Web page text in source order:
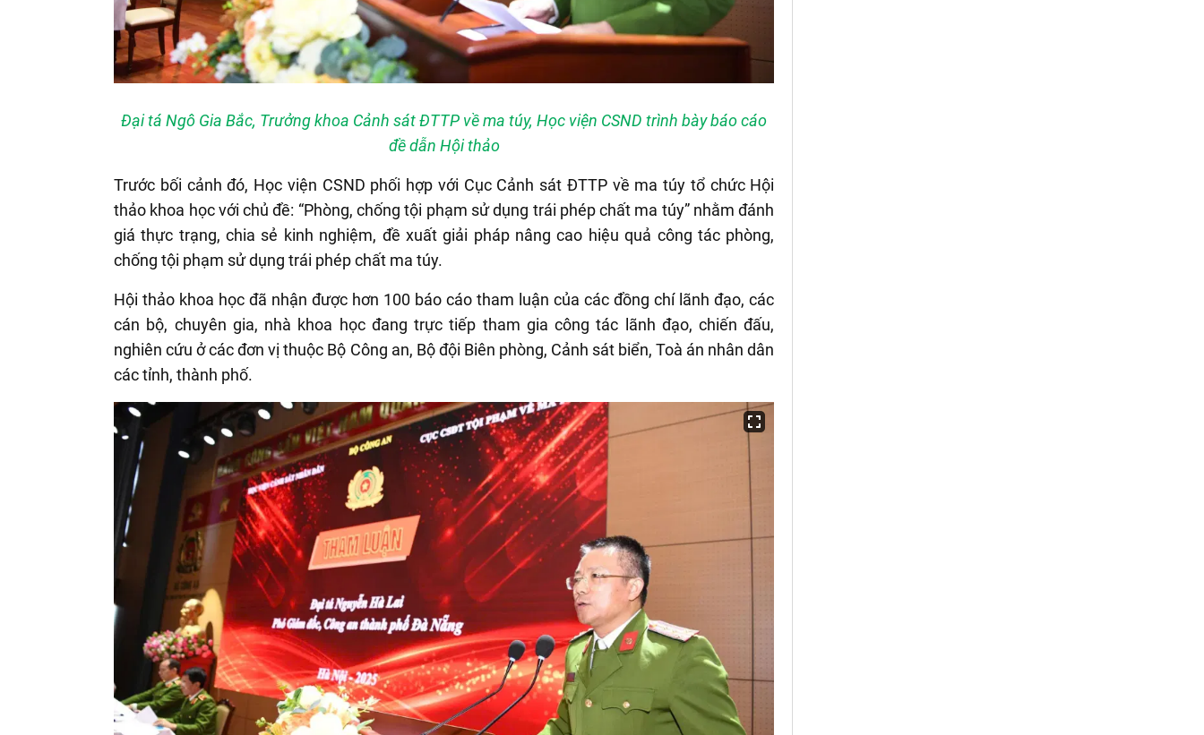
Đại tá Ngô Gia Bắc, Trưởng khoa Cảnh sát ĐTTP về ma túy, Học viện CSND trình bày báo cáo
đề dẫn Hội thảo
Trước bối cảnh đó, Học viện CSND phối hợp với Cục Cảnh sát ĐTTP về ma túy tổ chức Hội
thảo khoa học với chủ đề: “Phòng, chống tội phạm sử dụng trái phép chất ma túy” nhằm đánh
giá thực trạng, chia sẻ kinh nghiệm, đề xuất giải pháp nâng cao hiệu quả công tác phòng,
chống tội phạm sử dụng trái phép chất ma túy.
Hội thảo khoa học đã nhận được hơn 100 báo cáo tham luận của các đồng chí lãnh đạo, các
cán bộ, chuyên gia, nhà khoa học đang trực tiếp tham gia công tác lãnh đạo, chiến đấu,
nghiên cứu ở các đơn vị thuộc Bộ Công an, Bộ đội Biên phòng, Cảnh sát biển, Toà án nhân dân
các tỉnh, thành phố.